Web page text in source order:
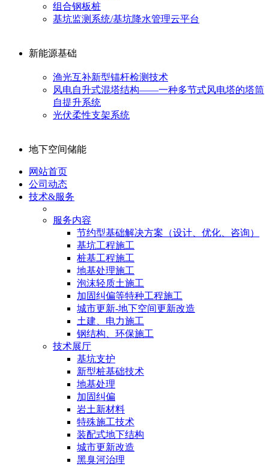
组合钢板桩
基坑监测系统/基坑降水管理云平台
新能源基础
渔光互补新型锚杆检测技术
风电自升式混塔结构——一种多节式风电塔的塔筒
自提升系统
光伏柔性支架系统
地下空间储能
网站首页
公司动态
技术&服务
服务内容
节约型基础解决方案（设计、优化、咨询）
基坑工程施工
桩基工程施工
地基处理施工
泡沫轻质土施工
加固纠偏等特种工程施工
城市更新-地下空间更新改造
土建、电力施工
钢结构、环保施工
技术展厅
基坑支护
新型桩基础技术
地基处理
加固纠偏
岩土新材料
特殊施工技术
装配式地下结构
城市更新改造
黑臭河治理